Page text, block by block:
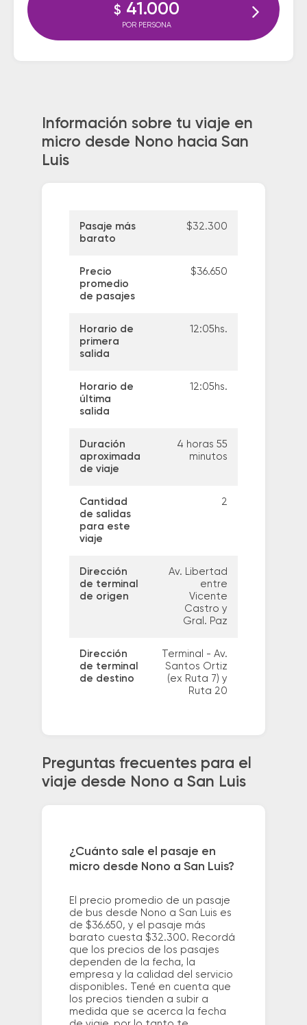
$ 41.000
POR PERSONA
Información sobre tu viaje en
micro desde Nono hacia San
Luis
Pasaje más
barato
$32.300
Precio
promedio
de pasajes
$36.650
Horario de
primera
salida
12:05hs.
Horario de
última
salida
12:05hs.
Duración
aproximada
de viaje
4 horas 55
minutos
Cantidad
de salidas
para este
viaje
2
Dirección
de terminal
de origen
Av. Libertad
entre
Vicente
Castro y
Gral. Paz
Dirección
de terminal
de destino
Terminal - Av.
Santos Ortiz
(ex Ruta 7) y
Ruta 20
Preguntas frecuentes para el
viaje desde Nono a San Luis
¿Cuánto sale el pasaje en
micro desde Nono a San Luis?
El precio promedio de un pasaje
de bus desde Nono a San Luis es
de $36.650, y el pasaje más
barato cuesta $32.300. Recordá
que los precios de los pasajes
dependen de la fecha, la
empresa y la calidad del servicio
disponibles. Tené en cuenta que
los precios tienden a subir a
medida que se acerca la fecha